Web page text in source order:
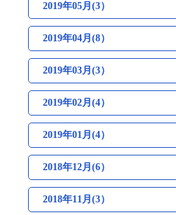
2019年05月(3）
2019年04月(8）
2019年03月(3）
2019年02月(4）
2019年01月(4）
2018年12月(6）
2018年11月(3）